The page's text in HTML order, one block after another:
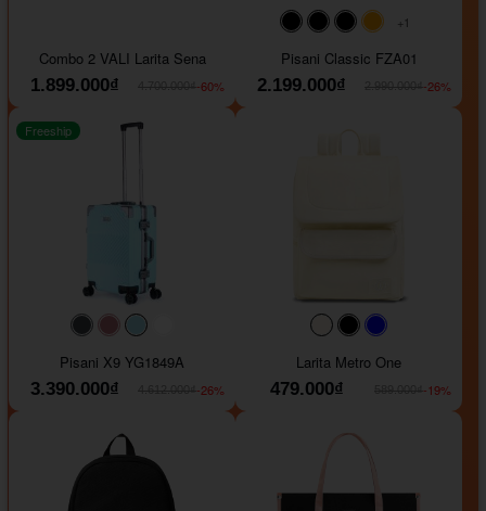
Combo 2 VALI Larita Sena
1.899.000₫
-60%
#000000#000000#000000
+1
Pisani Classic FZA01
2.199.000₫
-26%
#40454a#b76e79
Freeship
Pisani X9 YG1849A
3.390.000₫
-26%
#faf0e6#000000
Larita Metro One
479.000₫
-19%